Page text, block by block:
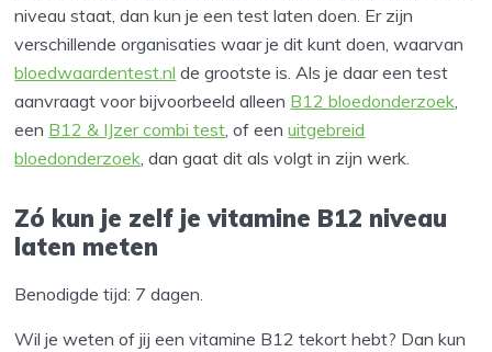
niveau staat, dan kun je een test laten doen. Er zijn
verschillende organisaties waar je dit kunt doen, waarvan
bloedwaardentest.nl de grootste is. Als je daar een test
aanvraagt voor bijvoorbeeld alleen B12 bloedonderzoek,
een B12 & IJzer combi test, of eenuitgebreid
bloedonderzoek, dan gaat dit als volgt in zijn werk.
Zó kun je zelf je vitamine B12 niveau
laten meten
Benodigde tijd: 7 dagen.
Wil je weten of jij een vitamine B12 tekort hebt? Dan kun